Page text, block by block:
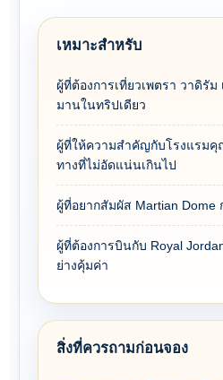
เหมาะสำหรับ
ผู้ที่ต้องการเที่ยวเพตรา วาดิรั
มานในทริปเดียว
ผู้ที่ให้ความสำคัญกับโรงแรม
ทางที่ไม่อัดแน่นเกินไป
ผู้ที่อยากสัมผัส Martian Dome
ผู้ที่ต้องการบินกับ Royal
ย่างคุ้มค่า
สิ่งที่ควรถามก่อนจอง